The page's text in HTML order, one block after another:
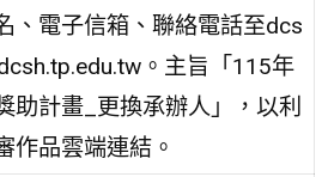
、電子信箱、聯絡電話至dcs
。主旨「115年
助計畫_更換承辦人」，以利
作品雲端連結。